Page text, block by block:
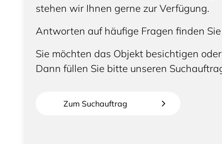
stehen wir Ihnen gerne zur Verfügung.
Antworten auf häufige Fragen finden
Sie möchten das Objekt besichtigen
Dann füllen Sie bitte unseren
Zum Suchauftrag